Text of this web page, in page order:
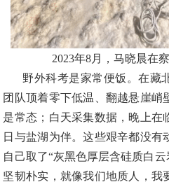
2023年8月，马晓晨在
野外科考是家常便饭。在藏
团队顶着零下低温、翻越悬崖峭
是常态；白天采集数据，晚上在
日与盐湖为伴。这些艰辛都没有
自己取了“灰黑色厚层含硅质白
坚韧朴实，就像我们地质人，我